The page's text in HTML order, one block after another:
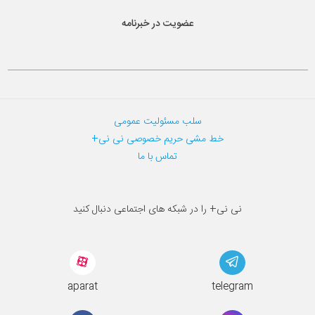
عضویت در خبرنامه
سلب مسئولیت عمومی
خط مشی حریم خصوصی نی نی+
تماس با ما
نی نی+ را در شبکه های اجتماعی دنبال کنید
aparat telegram